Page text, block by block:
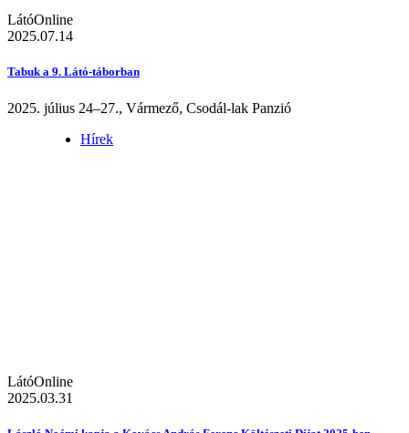
LátóOnline
2025.07.14
Tabuk a 9. Látó-táborban
2025. július 24–27., Vármező, Csodál-lak Panzió
Hírek
LátóOnline
2025.03.31